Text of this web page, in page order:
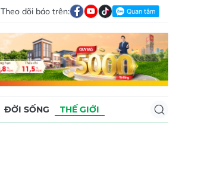
Theo dõi báo trên:
ĐỜI SỐNG THẾ GIỚI